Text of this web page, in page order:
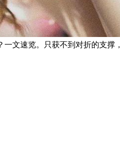
文速览。只获不到对折的支撑，